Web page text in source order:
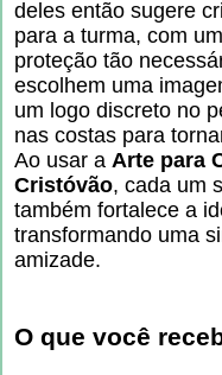
deles então sugere
para a turma, com
proteção tão
escolhem uma
um logo discreto no
nas costas para
Ao usar a Arte para
Cristóvão, cada um
também fortalece a
transformando uma
amizade.
O que você